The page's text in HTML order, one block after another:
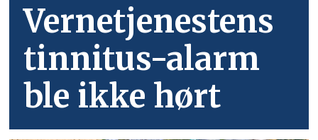
Vernetjenestens
tinnitus-alarm
ble ikke hørt